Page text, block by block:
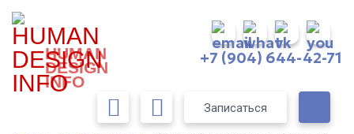
HUMAN
DESIGN
INFO
+7 (904) 644-42-71
Записаться